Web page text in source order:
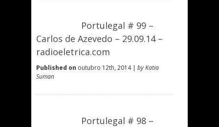
Portulegal # 99 –
Carlos de Azevedo – 29.09.14 –
radioeletrica.com
Published on outubro 12th, 2014 | by Katia
Suman
Portulegal # 98 –